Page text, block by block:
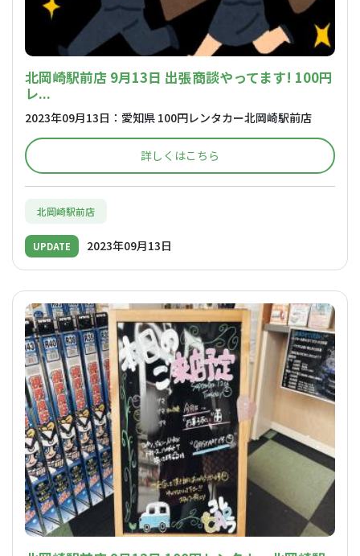
北岡崎駅前店 9月13日 出張商談やってます! 100円
レ...
2023年09月13日：愛知県 100円レンタカー北岡崎駅前店
詳しくはこちら
北岡崎駅前店
UPDATE 2023年09月13日